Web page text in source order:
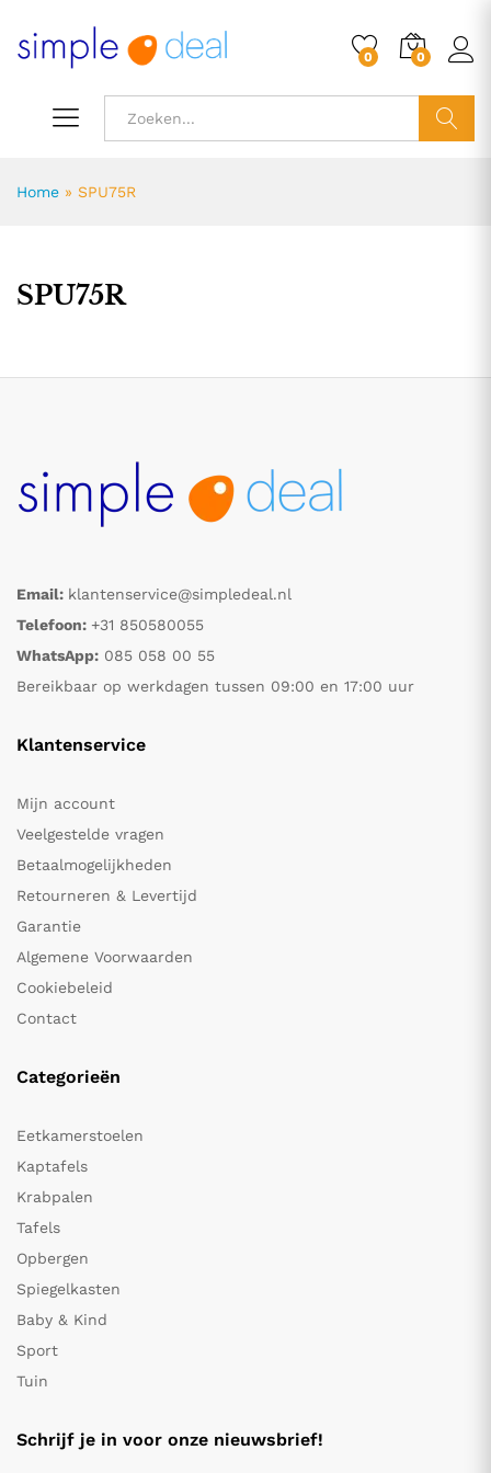
0 0
Home » SPU75R
SPU75R
Email: klantenservice@simpledeal.nl
Telefoon: +31 850580055
WhatsApp: 085 058 00 55
Bereikbaar op werkdagen tussen 09:00 en 17:00 uur
Klantenservice
Mijn account
Veelgestelde vragen
Betaalmogelijkheden
Retourneren & Levertijd
Garantie
Algemene Voorwaarden
Cookiebeleid
Contact
Categorieën
Eetkamerstoelen
Kaptafels
Krabpalen
Tafels
Opbergen
Spiegelkasten
Baby & Kind
Sport
Tuin
Schrijf je in voor onze nieuwsbrief!